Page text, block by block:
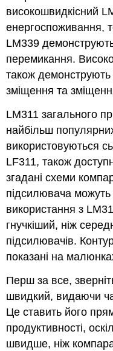
високошвидкісний
енергоспоживання,
LM339
перемикання.
також демонструють
зміщення та
LM311 загального
найбільш
використовуються
LF311, також
згадані схеми
підсилювача
використання з
гнучкіший, ніж
підсилювачів.
показані на
Перш за все,
швидкий, видаючи
Це ставить його
продуктивності,
швидше, ніж